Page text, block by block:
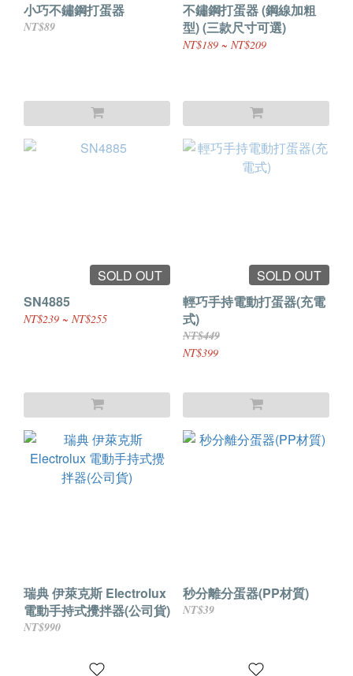
小巧不鏽鋼打蛋器
NT$89
不鏽鋼打蛋器 (鋼線加粗
型) (三款尺寸可選)
NT$189 ~ NT$209
SOLD OUT
SN4885
NT$239 ~ NT$255
SOLD OUT
輕巧手持電動打蛋器(充電
式)
NT$449
NT$399
瑞典 伊萊克斯 Electrolux
電動手持式攪拌器(公司貨)
NT$990
秒分離分蛋器(PP材質)
NT$39